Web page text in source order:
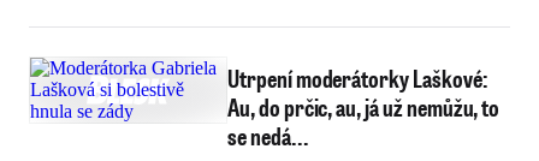
Utrpení moderátorky Laškové:
Au, do prčic, au, já už nemůžu, to
se nedá...